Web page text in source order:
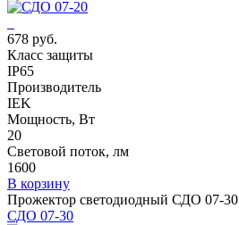
678 руб.
Класс защиты
IP65
Производитель
IEK
Мощность, Вт
20
Световой поток, лм
1600
В корзину
Прожектор светодиодный СДО 07-30
СДО 07-30